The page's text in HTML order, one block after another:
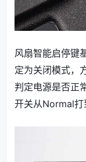
风扇智能启停键
定为关闭模式，
判定电源是否正
开关从Normal打